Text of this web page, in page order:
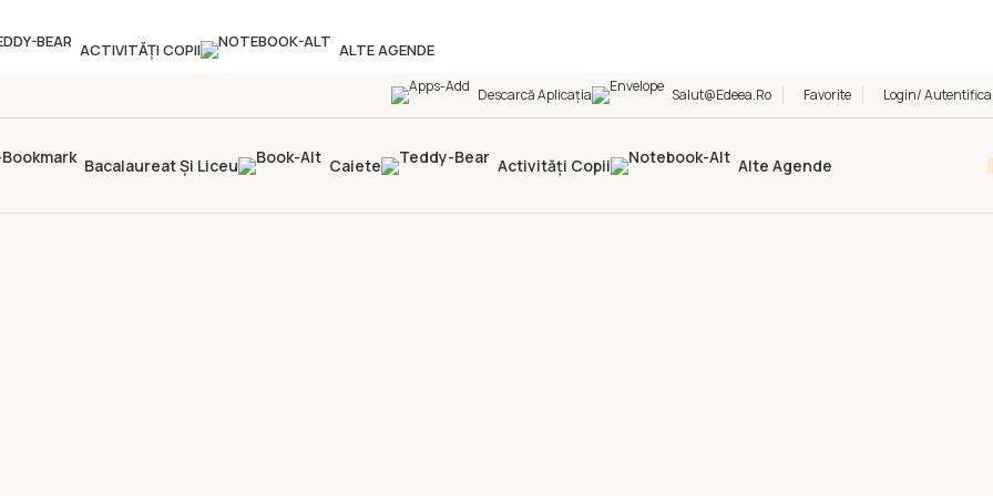
ACTIVITĂȚI COPII ALTE AGENDE
Descarcă Aplicația Salut@edeea.ro Favorite Login/
Bacalaureat Și Liceu Caiete Activități Copii Alte Agende